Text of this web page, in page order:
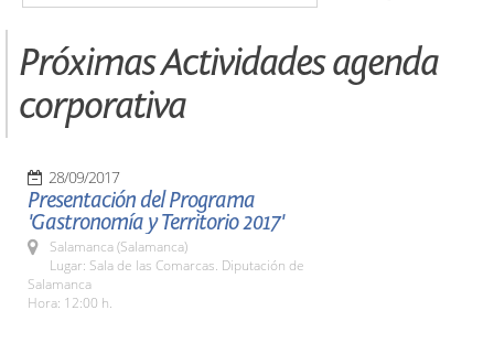
Próximas Actividades agenda
corporativa
28/09/2017
Presentación del Programa
'Gastronomía y Territorio 2017'
Salamanca (Salamanca)
Lugar: Sala de las Comarcas. Diputación de
Salamanca
Hora: 12:00 h.